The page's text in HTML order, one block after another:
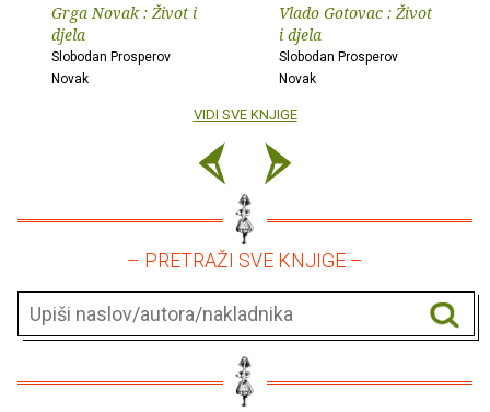
Grga Novak : Život i
djela
Slobodan Prosperov
Novak
Vlado Gotovac : Život
i djela
Slobodan Prosperov
Novak
VIDI SVE KNJIGE
– PRETRAŽI SVE KNJIGE –